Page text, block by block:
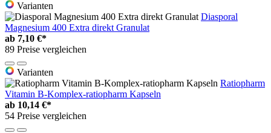
Varianten
Diasporal
Magnesium 400 Extra direkt Granulat
ab 7,10 €*
89 Preise vergleichen
Varianten
Ratiopharm
Vitamin B-Komplex-ratiopharm Kapseln
ab 10,14 €*
54 Preise vergleichen